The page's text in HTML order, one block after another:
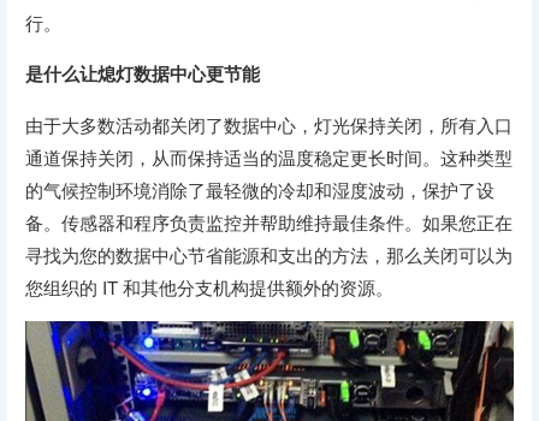
行。
是什么让熄灯数据中心更节能
由于大多数活动都关闭了数据中心，灯光保持关闭，所有入口
通道保持关闭，从而保持适当的温度稳定更长时间。这种类型
的气候控制环境消除了最轻微的冷却和湿度波动，保护了设
备。传感器和程序负责监控并帮助维持最佳条件。如果您正在
寻找为您的数据中心节省能源和支出的方法，那么关闭可以为
您组织的 IT 和其他分支机构提供额外的资源。